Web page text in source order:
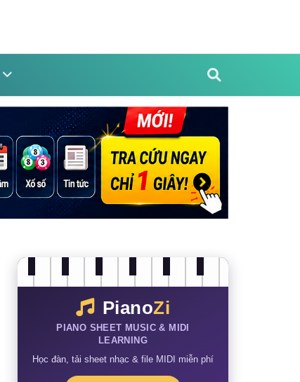
PianoZi
PIANO SHEET MUSIC & MIDI
LEARNING
Học đàn, tải sheet nhạc & file MIDI miễn phí